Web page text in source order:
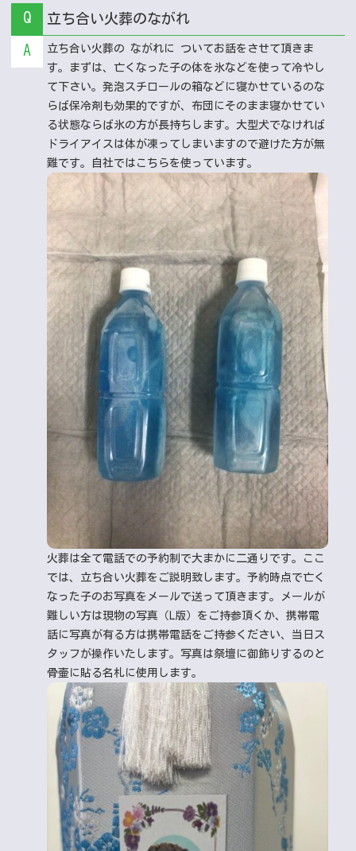
Q 立ち合い火葬のながれ
A
立ち合い火葬の ながれに ついてお話をさせて頂きま
す。まずは、亡くなった子の体を氷などを使って冷やし
て下さい。発泡スチロールの箱などに寝かせているのな
らば保冷剤も効果的ですが、布団にそのまま寝かせてい
る状態ならば氷の方が長持ちします。大型犬でなければ
ドライアイスは体が凍ってしまいますので避けた方が無
難です。自社ではこちらを使っています。
火葬は全て電話での予約制で大まかに二通りです。ここ
では、立ち合い火葬をご説明致します。予約時点で亡く
なった子のお写真をメールで送って頂きます。メールが
難しい方は現物の写真（L版）をご持参頂くか、携帯電
話に写真が有る方は携帯電話をご持参ください、当日ス
タッフが操作いたします。写真は祭壇に御飾りするのと
骨壷に貼る名札に使用します。